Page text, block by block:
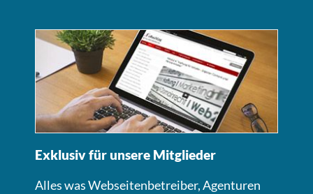
Exklusiv für unsere Mitglieder
Alles was Webseitenbetreiber, Agenturen